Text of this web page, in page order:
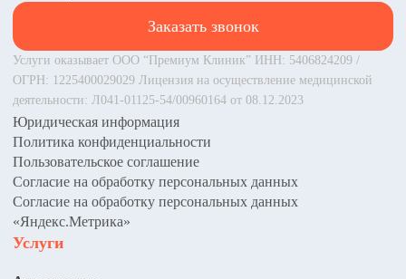
Заказать звонок
Услуги оказывает ООО “Премиум Клиник” ИНН: 5406824209 /
ОГРН: 1225400029029 Лицензия на осуществление медицинской
деятельности: Л041-01125-54/00960164 от 08.12.2023
Юридическая информация
Политика конфиденциальности
Пользовательское соглашение
Согласие на обработку персональных данных
Согласие на обработку персональных данных
«Яндекс.Метрика»
Услуги